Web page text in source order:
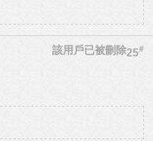
25#
該用戶已被刪除